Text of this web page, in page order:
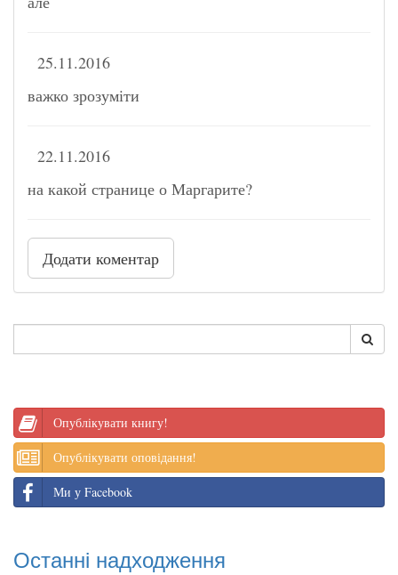
25.11.2016
важко зрозуміти
22.11.2016
на какой странице о Маргарите?
Додати коментар
Опублікувати книгу!
Опублікувати оповідання!
Ми у Facebook
Останні надходження